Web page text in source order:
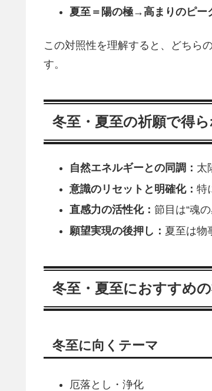
夏至＝陽の極→高まりのピー
この対照性を理解すると、どちら
す。
冬至・夏至の祈願で得
自然エネルギーとの同調： 太
意識のリセットと明確化： 特
直感力の活性化： 節目は“魂
願望実現の後押し： 夏至は物
冬至・夏至におすすめ
冬至に向くテーマ
厄落とし・浄化